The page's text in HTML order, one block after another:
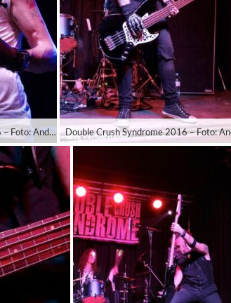
Double Crush Syndrome 2016 – Foto: Andrea Jaeckel-Dobschat